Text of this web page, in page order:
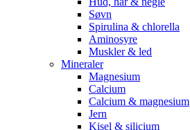
Søvn
Spirulina & chlorella
Aminosyre
Muskler & led
Mineraler
Magnesium
Calcium
Calcium & magnesium
Jern
Kisel & silicium